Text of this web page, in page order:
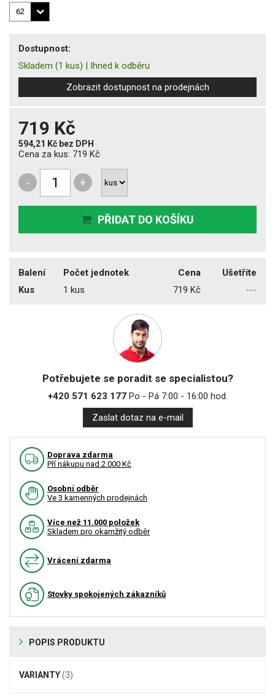
Dostupnost:
Skladem (1 kus) | Ihned k odběru
Zobrazit dostupnost na prodejnách
719 Kč
594,21 Kč bez DPH
Cena za kus: 719 Kč
- +
PŘIDAT DO KOŠÍKU
Balení Počet jednotek Cena
Ušetříte
Kus
1 kus 719 Kč ---
Potřebujete se poradit se specialistou?
+420 571 623 177Po - Pá 7:00 - 16:00 hod.
Zaslat dotaz na e-mail
Doprava zdarma
Pří nákupu nad 2.000 Kč
Osobní odběr
Ve 3 kamenných prodejnách
Více než 11.000 položek
Skladem pro okamžitý odběr
Vrácení zdarma
Stovky spokojených zákazníků
POPIS PRODUKTU
VARIANTY(3)